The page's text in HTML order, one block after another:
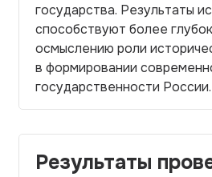
государства. Результаты
способствуют более
осмыслению роли
в формировании
государственности России.
Результаты